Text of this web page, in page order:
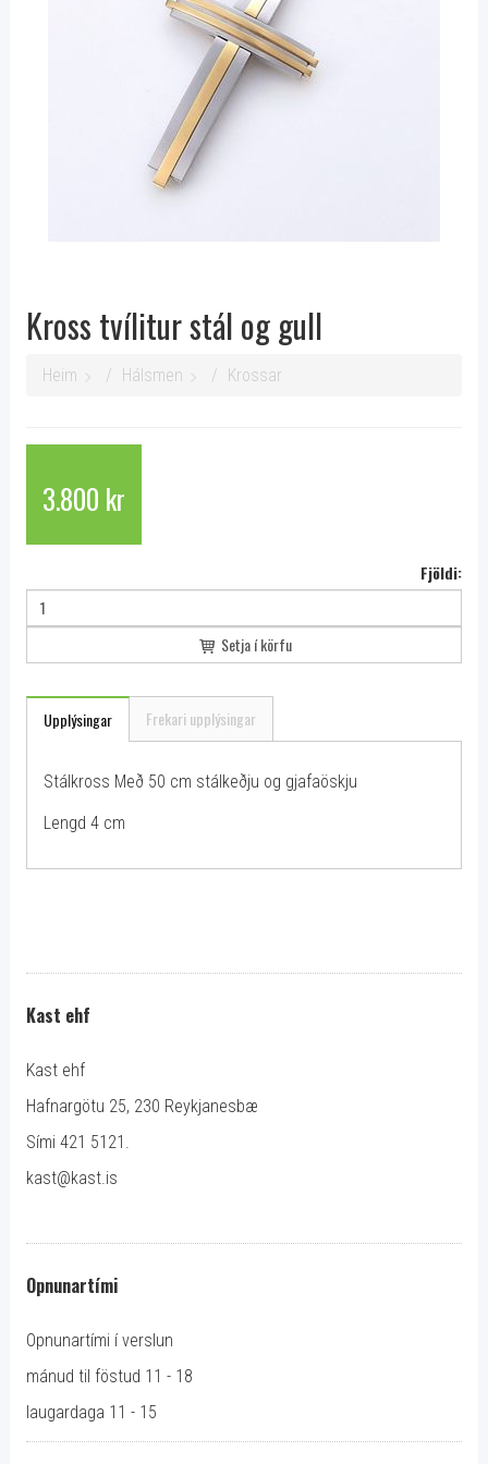
Kross tvílitur stál og gull
Heim Hálsmen Krossar
3.800 kr
Fjöldi:
Setja í körfu
Upplýsingar Frekari upplýsingar
Stálkross Með 50 cm stálkeðju og gjafaöskju
Lengd 4 cm
Kast ehf
Kast ehf
Hafnargötu 25, 230 Reykjanesbæ
Sími 421 5121.
kast@kast.is
Opnunartími
Opnunartími í verslun
mánud til föstud 11 - 18
laugardaga 11 - 15